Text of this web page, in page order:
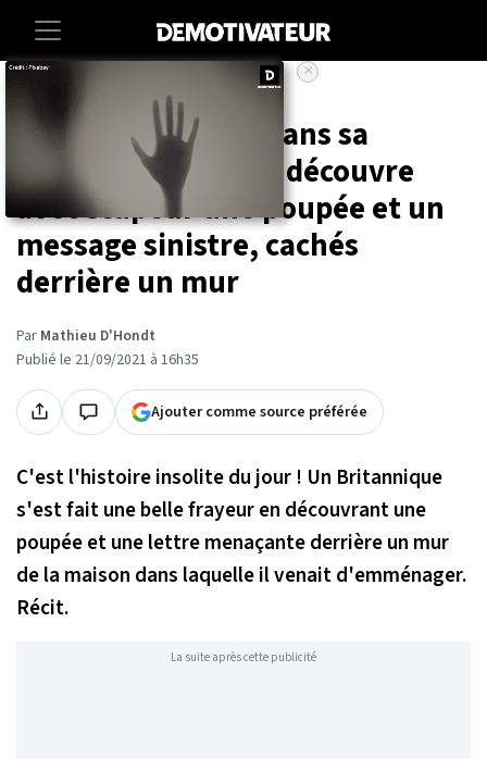
Insolite
Alors qu'il bricole dans sa
nouvelle maison, il découvre
avec stupeur une poupée et un
message sinistre, cachés
derrière un mur
Par Mathieu D'Hondt
Publié le 21/09/2021 à 16h35
Ajouter comme source préférée
×
C'est l'histoire insolite du jour ! Un Britannique
s'est fait une belle frayeur en découvrant une
poupée et une lettre menaçante derrière un mur
de la maison dans laquelle il venait d'emménager.
Récit.
La suite après cette publicité